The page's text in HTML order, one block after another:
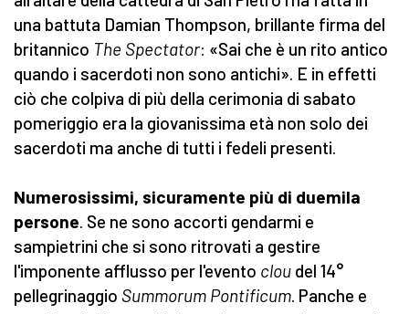
una battuta Damian Thompson, brillante firma del
britannico The Spectator: «Sai che è un rito antico
quando i sacerdoti non sono antichi». E in effetti
ciò che colpiva di più della cerimonia di sabato
pomeriggio era la giovanissima età non solo dei
sacerdoti ma anche di tutti i fedeli presenti.
Numerosissimi, sicuramente più di duemila
persone. Se ne sono accorti gendarmi e
sampietrini che si sono ritrovati a gestire
l'imponente afflusso per l'evento clou del 14°
pellegrinaggio Summorum Pontificum. Panche e